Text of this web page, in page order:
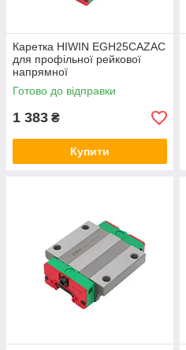
Каретка HIWIN EGH25CAZAC
для профільної рейкової
напрямної
Готово до відправки
1 383 ₴
Купити